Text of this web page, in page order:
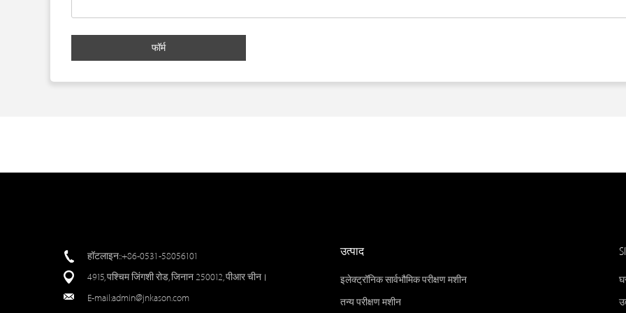
फॉर्म
हॉटलाइन::+86-0531-58056101
4915, पश्चिम जिंगशी रोड, जिनान 250012, पीआर चीन।
E-mail:admin@jnkason.com
उत्पाद
इलेक्ट्रॉनिक सार्वभौमिक परीक्षण मशीन
तन्य परीक्षण मशीन